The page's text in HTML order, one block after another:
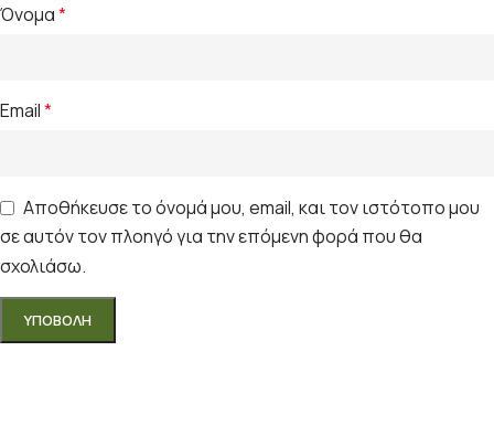
Όνομα*
Email*
Αποθήκευσε το όνομά μου, email, και τον ιστότοπο μου
σε αυτόν τον πλοηγό για την επόμενη φορά που θα
σχολιάσω.